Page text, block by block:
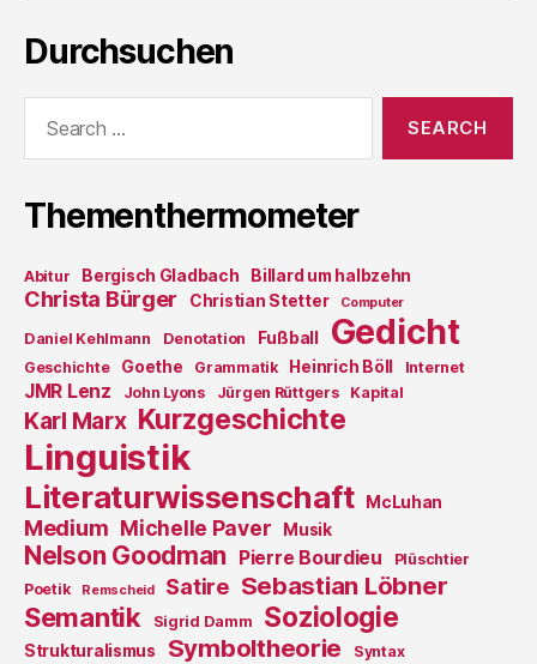
Durchsuchen
Thementhermometer
Abitur Bergisch Gladbach Billard um halbzehn
Christa Bürger Christian Stetter Computer
Daniel Kehlmann Denotation Fußball Gedicht
Geschichte Goethe Grammatik Heinrich Böll Internet
JMR Lenz John Lyons Jürgen Rüttgers Kapital
Karl Marx Kurzgeschichte
Linguistik
Literaturwissenschaft McLuhan
Medium Michelle Paver Musik
Nelson Goodman Pierre Bourdieu
Plüschtier
Poetik
Remscheid Satire Sebastian Löbner
Semantik Sigrid Damm Soziologie
Strukturalismus Symboltheorie Syntax